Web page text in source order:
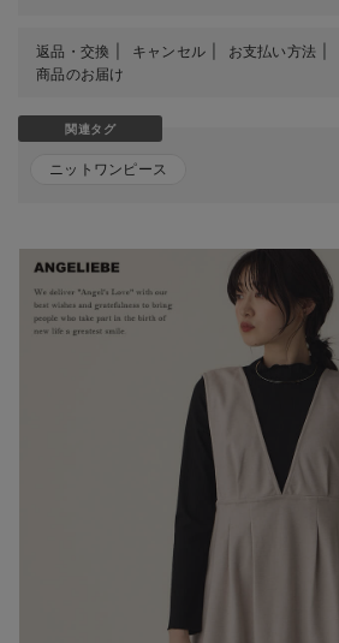
返品・交換 キャンセル お支払い方法
商品のお届け
関連タグ
ニットワンピース